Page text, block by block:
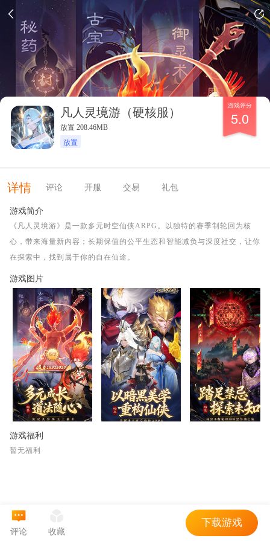
凡人灵境游（硬核服）
放置 208.46MB
放置
游戏评分
5.0
详情 评论 开服 交易 礼包
游戏简介
《凡人灵境游》是一款多元时空仙侠ARPG。以独特的赛季制轮回为核
心，带来海量新内容；长期保值的公平生态和智能减负与深度社交，让你
在探索中，找到属于你的自在仙途。
游戏图片
游戏福利
暂无福利
评论 收藏
下载游戏